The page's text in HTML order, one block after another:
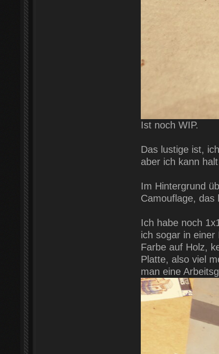
Ist noch WIP.
Das lustige ist,
aber ich kann
Im Hintergrund
Camouflage, das
Ich habe noch
ich sogar in
Farbe auf Holz,
Platte, also viel
man eine